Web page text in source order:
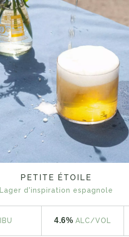
PETITE ÉTOILE
Lager d'inspiration espagnole
IBU 4.6% ALC/VOL